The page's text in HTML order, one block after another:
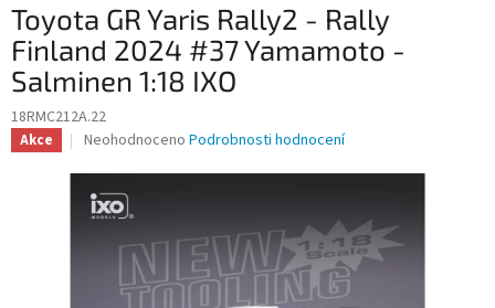
Toyota GR Yaris Rally2 - Rally
Finland 2024 #37 Yamamoto -
Salminen 1:18 IXO
18RMC212A.22
Akce
Průměrné
produktu
je
0,0
hvězdiček.
Neohodnoceno Podrobnosti hodnocení